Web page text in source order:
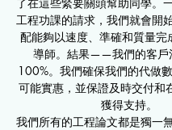
工程功課的請求，我們就會開
配能夠以速度、準確和質量完
導師。結果——我們的客戶
100%。我們確保我們的代做
可能實惠，並保證及時交付和
獲得支持。
我們所有的工程論文都是獨一